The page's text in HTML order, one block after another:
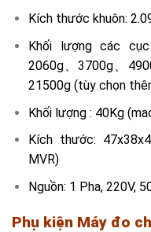
Kích thước khuôn:
Khối lượng các
2060g、3700g、
21500g (tùy chọn
Khối lượng : 40Kg
Kích thước:
MVR)
Nguồn: 1 Pha, 220V,
Phụ kiện Máy đo